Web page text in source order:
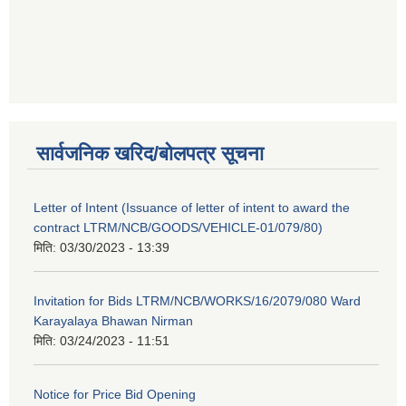
सार्वजनिक खरिद/बोलपत्र सूचना
Letter of Intent (Issuance of letter of intent to award the
contract LTRM/NCB/GOODS/VEHICLE-01/079/80)
मिति: 03/30/2023 - 13:39
Invitation for Bids LTRM/NCB/WORKS/16/2079/080 Ward
Karayalaya Bhawan Nirman
मिति: 03/24/2023 - 11:51
Notice for Price Bid Opening